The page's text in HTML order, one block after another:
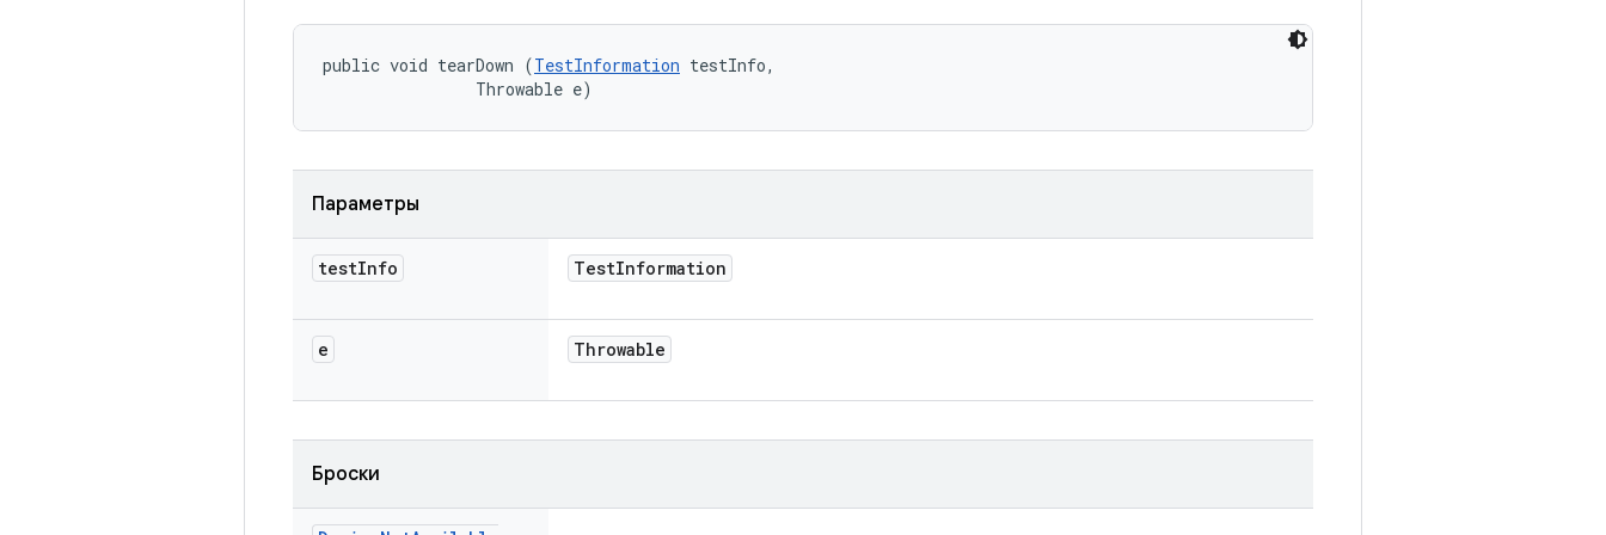
public void tearDown (TestInformation testInfo,
                Throwable e)
Параметры
testInfo TestInformation
e Throwable
Броски